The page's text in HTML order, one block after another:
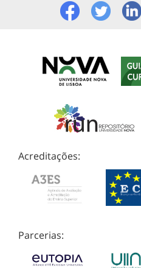
Acreditações:
Parcerias: